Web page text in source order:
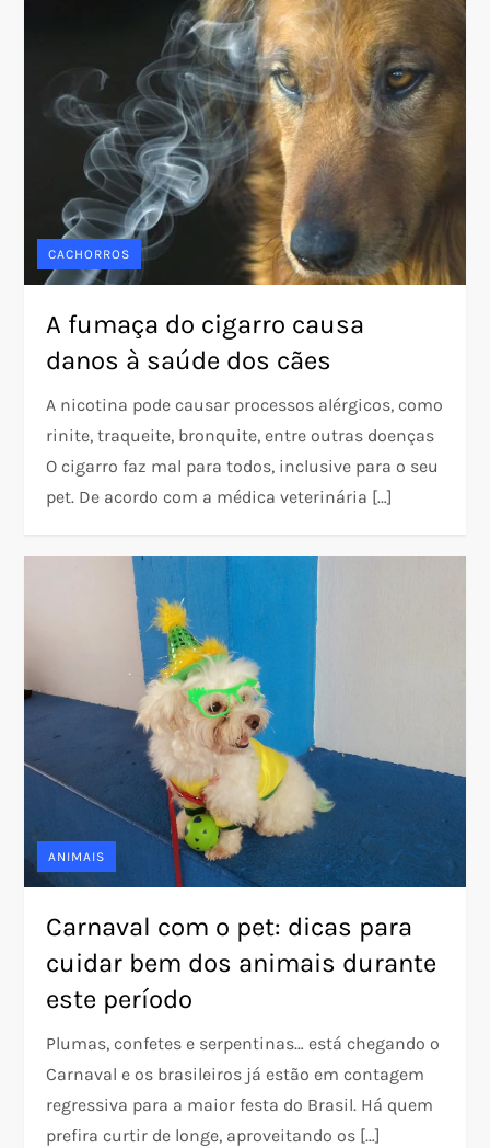
CACHORROS
A fumaça do cigarro causa
danos à saúde dos cães
A nicotina pode causar processos alérgicos, como
rinite, traqueite, bronquite, entre outras doenças
O cigarro faz mal para todos, inclusive para o seu
pet. De acordo com a médica veterinária […]
ANIMAIS
Carnaval com o pet: dicas para
cuidar bem dos animais durante
este período
Plumas, confetes e serpentinas… está chegando o
Carnaval e os brasileiros já estão em contagem
regressiva para a maior festa do Brasil. Há quem
prefira curtir de longe, aproveitando os […]